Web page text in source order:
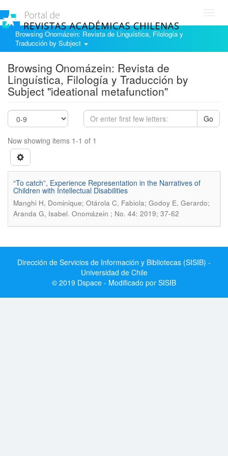
Browsing Onomázein: Revista de Linguística, Filología y
Traducción by Subject
Browsing Onomázein: Revista de
Linguística, Filología y Traducción by
Subject "ideational metafunction"
Go
Now showing items 1-1 of 1
“To catch”, Experience Representation in the Narratives of
Children with Intellectual Disabilities
Manghi H, Dominique; Otárola C, Fabiola; Godoy E, Gerardo;
Aranda G, Isabel. Onomázein ; No. 44: 2019; 37-62
Dirección de Servicios de Información y Bibliotecas (SISIB) -
Universidad de Chile
© 2019 Dspace - Modificado por SISIB